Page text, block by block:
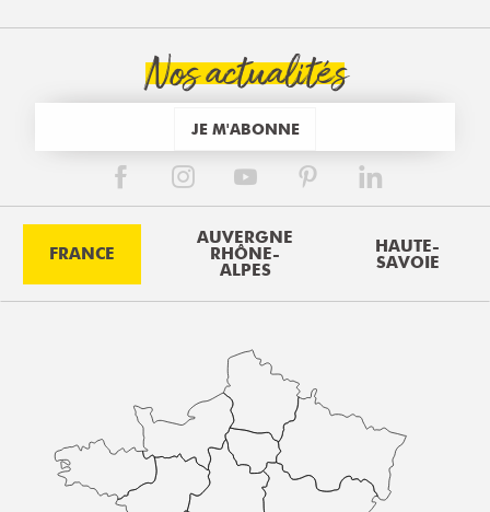
Nos actualités
JE M'ABONNE
FRANCE
AUVERGNE
RHÔNE-
ALPES
HAUTE-
SAVOIE